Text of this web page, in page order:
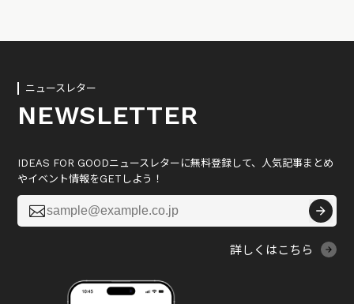
ニュースレター
NEWSLETTER
IDEAS FOR GOODニュースレターに無料登録して、人気記事まとめ
やイベント情報をGETしよう！

詳しくはこちら